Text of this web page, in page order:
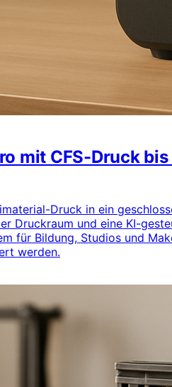
mit CFS-Druck
Druck in ein
Druckraum und eine KI-
für Bildung, Studios und
werden.